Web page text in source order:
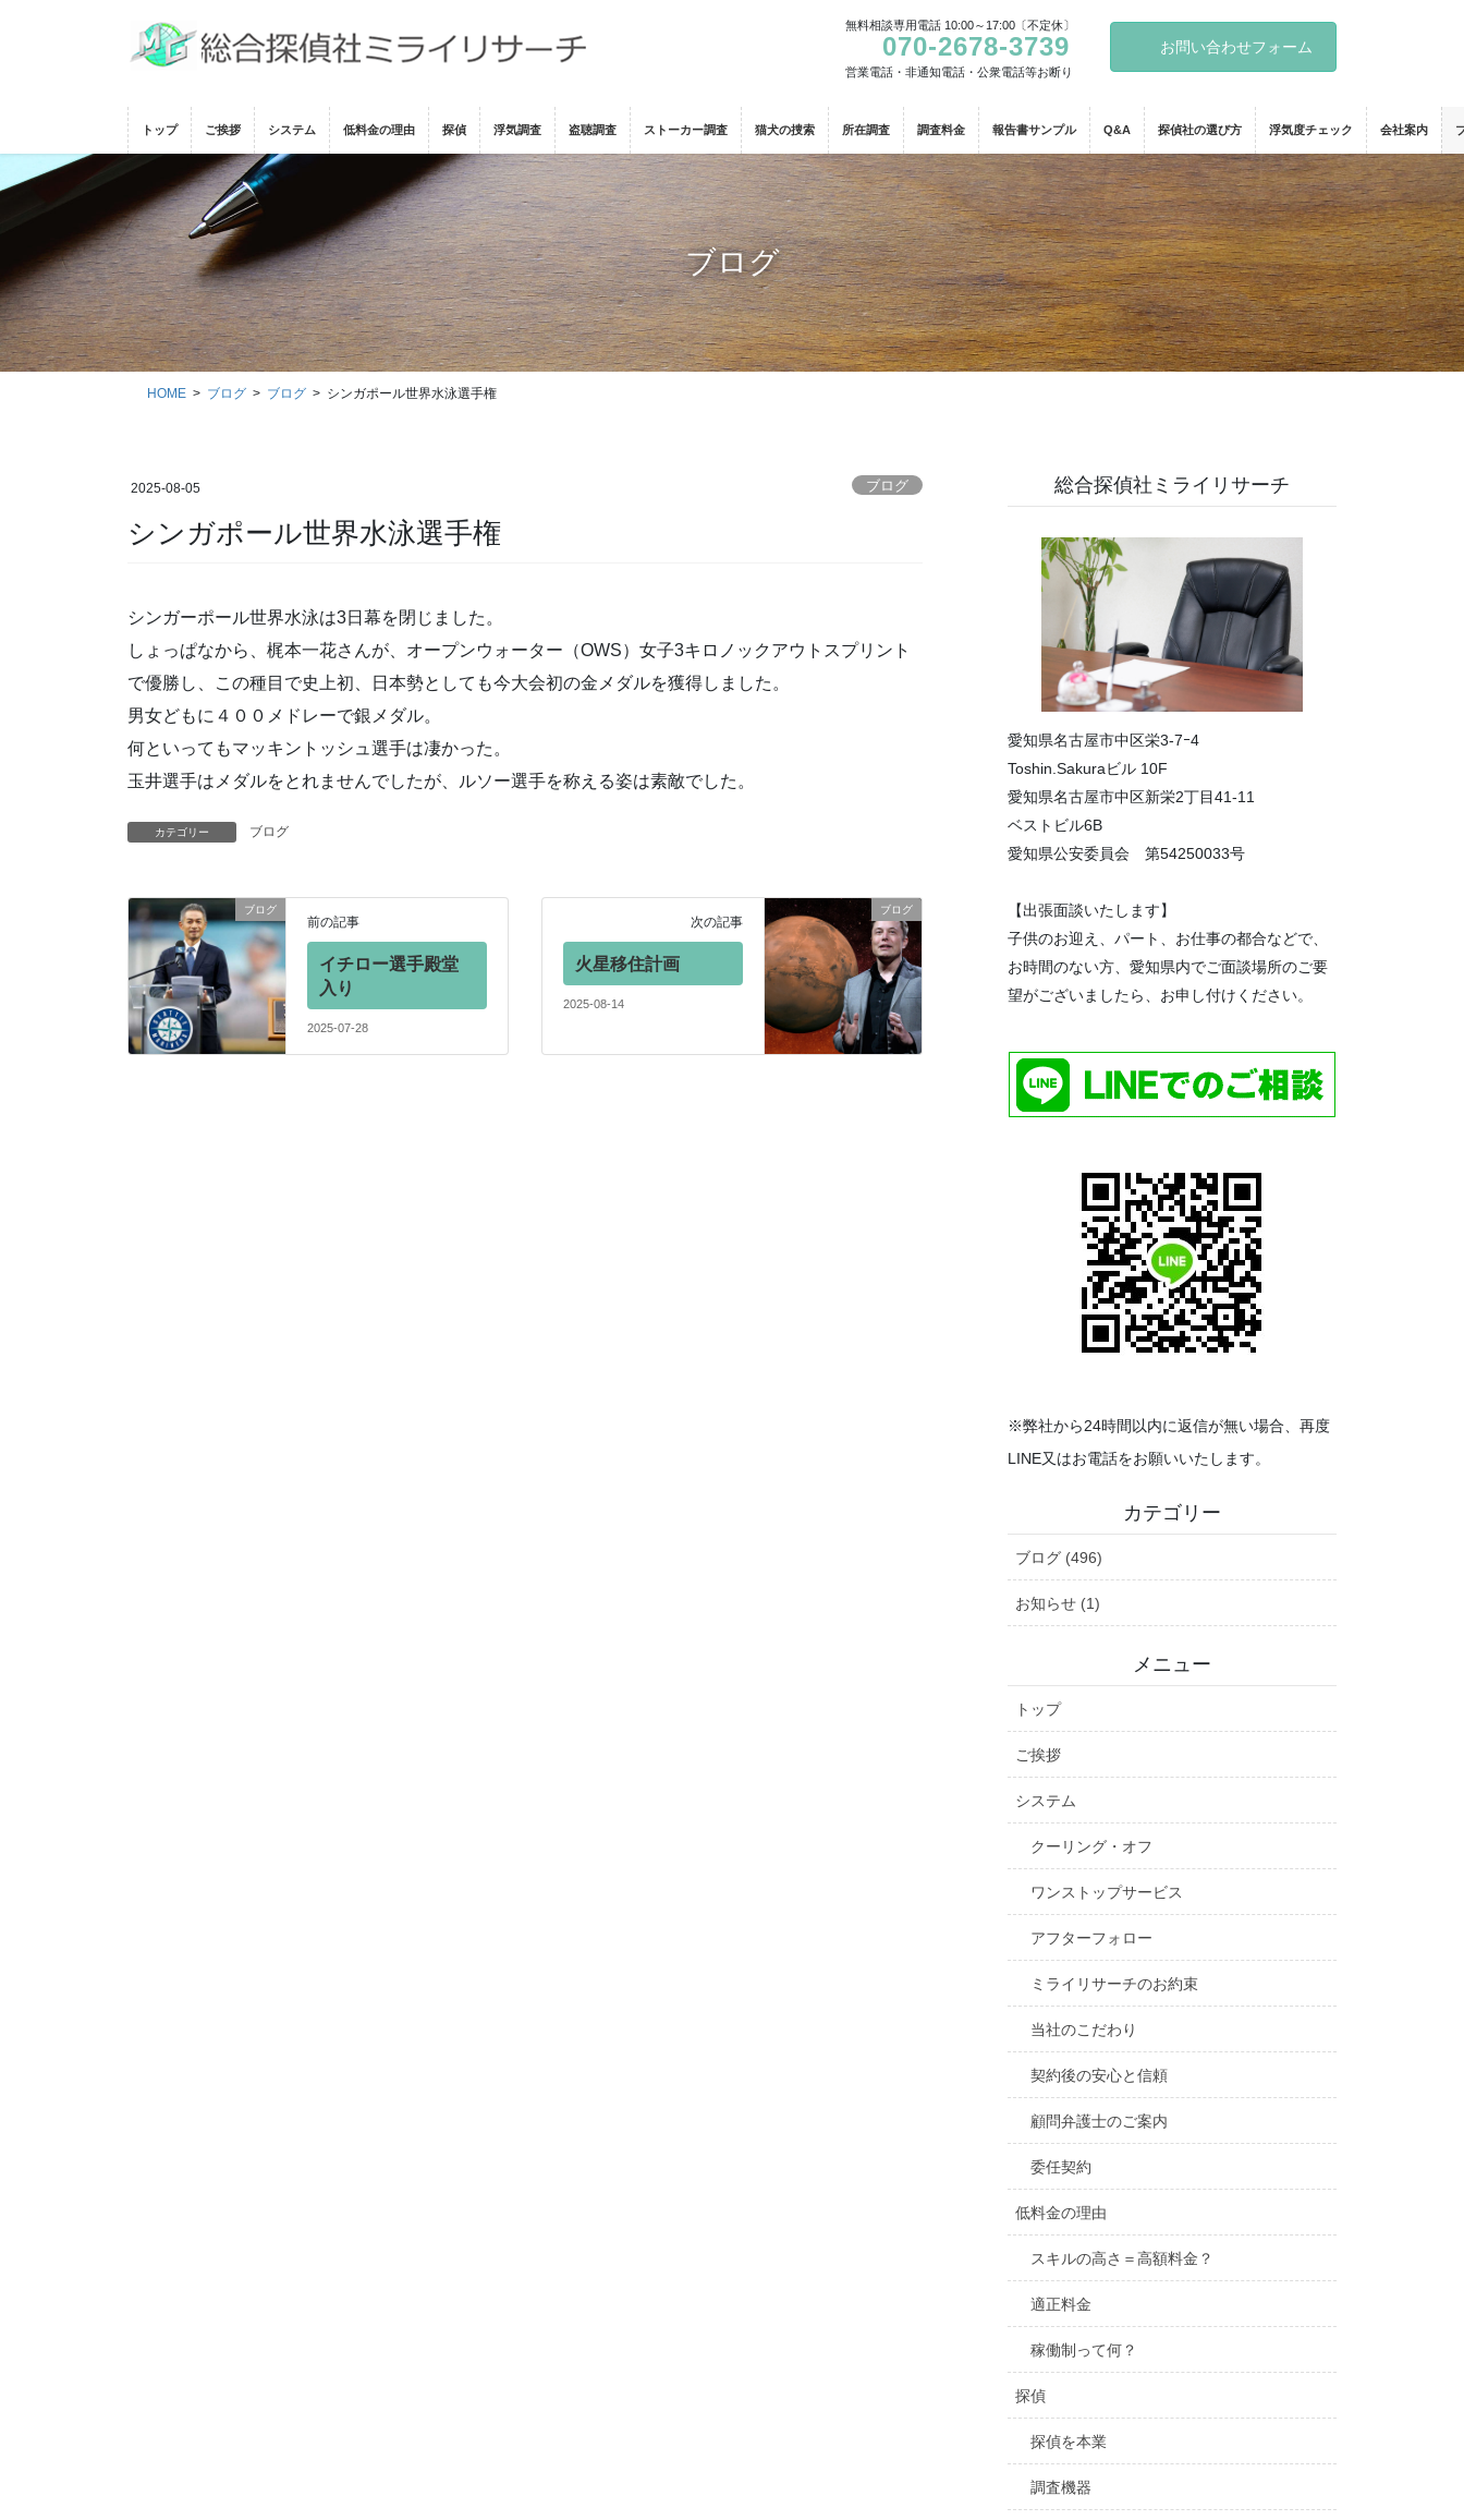
動
に
無料相談専用電話 10:00～17:00〔不定休〕
070-2678-3739
営業電話・非通知電話・公衆電話等お断り
お問い合わせフォーム
トップ ご挨拶 システム 低料金の理由 探偵 浮気調査 盗聴調査 ストーカー調査 猫犬の捜索 所在調査 調査料金 報告書サンプル Q&A 探偵社の選び方 浮気度チェック 会社案内
ブログ
HOME ブログ ブログ シンガポール世界水泳選手権
2025-08-05 ブログ
シンガポール世界水泳選手権
シンガーポール世界水泳は3日幕を閉じました。
しょっぱなから、梶本一花さんが、オープンウォーター（OWS）女子3キロノックアウトスプリント
で優勝し、この種目で史上初、日本勢としても今大会初の金メダルを獲得しました。
男女どもに４００メドレーで銀メダル。
何といってもマッキントッシュ選手は凄かった。
玉井選手はメダルをとれませんでしたが、ルソー選手を称える姿は素敵でした。
カテゴリー ブログ
ブログ
前の記事
イチロー選手殿堂
入り
2025-07-28
ブログ
次の記事
火星移住計画
2025-08-14
総合探偵社ミライリサーチ
愛知県名古屋市中区栄3-7ｰ4
Toshin.Sakuraビル 10F
愛知県名古屋市中区新栄2丁目41-11
ベストビル6B
愛知県公安委員会 第54250033号
【出張面談いたします】
子供のお迎え、パート、お仕事の都合などで、
お時間のない方、愛知県内でご面談場所のご要
望がございましたら、お申し付けください。
※弊社から24時間以内に返信が無い場合、再度
LINE又はお電話をお願いいたします。
カテゴリー
ブログ (496)
お知らせ (1)
メニュー
トップ
ご挨拶
システム
クーリング・オフ
ワンストップサービス
アフターフォロー
ミライリサーチのお約束
当社のこだわり
契約後の安心と信頼
顧問弁護士のご案内
委任契約
低料金の理由
スキルの高さ＝高額料金？
適正料金
稼働制って何？
探偵
探偵を本業
調査機器